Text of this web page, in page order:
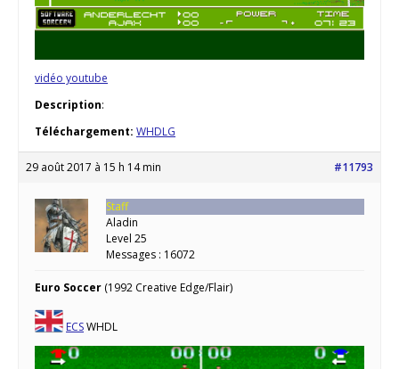
vidéo youtube
Description:
Téléchargement: WHDLG
29 août 2017 à 15 h 14 min #11793
Staff
Aladin
Level 25
Messages : 16072
Euro Soccer (1992 Creative Edge/Flair)
ECSWHDL